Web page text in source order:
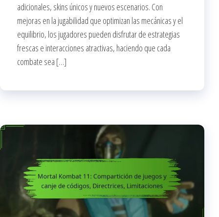
adicionales, skins únicos y nuevos escenarios. Con
mejoras en la jugabilidad que optimizan las mecánicas y el
equilibrio, los jugadores pueden disfrutar de estrategias
frescas e interacciones atractivas, haciendo que cada
combate sea […]